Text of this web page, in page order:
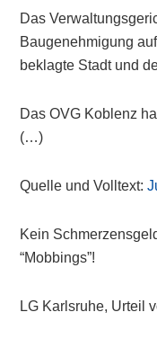
Das
Baugenehmigung
beklagte Stadt und
Das OVG Koblenz
(…)
Quelle und Volltext:
Kein
“Mobbings”!
LG Karlsruhe, Urteil